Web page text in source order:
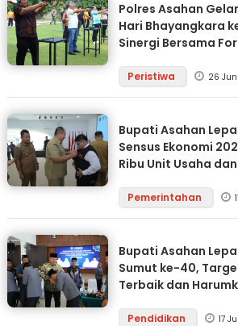
Polres Asahan
Hari Bhayangkara
Sinergi Bersama
Peristiwa 26
Bupati Asahan
Sensus Ekonomi
Ribu Unit Usaha
Pemerintahan
Bupati Asahan
Sumut ke-40,
Terbaik dan
Pendidikan 17